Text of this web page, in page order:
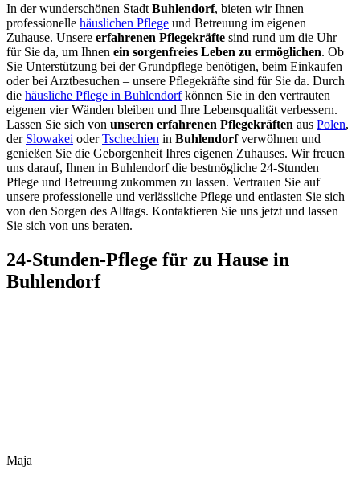
In der wunderschönen Stadt Buhlendorf, bieten wir Ihnen
professionelle häuslichen Pflege und Betreuung im eigenen
Zuhause. Unsere erfahrenen Pflegekräfte sind rund um die Uhr
für Sie da, um Ihnen ein sorgenfreies Leben zu ermöglichen. Ob
Sie Unterstützung bei der Grundpflege benötigen, beim Einkaufen
oder bei Arztbesuchen – unsere Pflegekräfte sind für Sie da. Durch
die häusliche Pflege in Buhlendorfkönnen Sie in den vertrauten
eigenen vier Wänden bleiben und Ihre Lebensqualität verbessern.
Lassen Sie sich von unseren erfahrenen Pflegekräften aus Polen,
der Slowakei oderTschechien in Buhlendorfverwöhnen und
genießen Sie die Geborgenheit Ihres eigenen Zuhauses. Wir freuen
uns darauf, Ihnen in Buhlendorf die bestmögliche 24-Stunden
Pflege und Betreuung zukommen zu lassen. Vertrauen Sie auf
unsere professionelle und verlässliche Pflege und entlasten Sie sich
von den Sorgen des Alltags. Kontaktieren Sie uns jetzt und lassen
Sie sich von uns beraten.
24-Stunden-Pflege für zu Hause in
Buhlendorf
Maja